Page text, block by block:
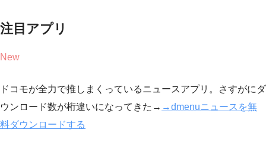
注目アプリ
New
ドコモが全力で推しまくっているニュースアプリ。さすがにダ
ウンロード数が桁違いになってきた→ →dmenuニュースを無
料ダウンロードする